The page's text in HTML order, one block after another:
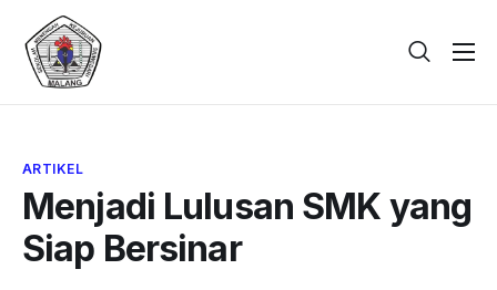
Beranda
Galeri
PPDB
ARTIKEL
Menjadi Lulusan SMK yang
Siap Bersinar